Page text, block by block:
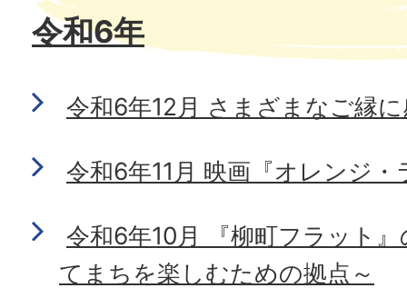
令和6年
令和6年12月 さまざまなご縁
令和6年11月 映画『オレンジ・
令和6年10月 『柳町フラット
てまちを楽しむための拠点～